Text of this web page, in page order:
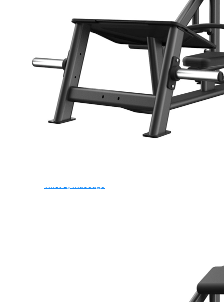
Máy Rung Bụng
Máy tập phục hồi chức năng
Thiết Bị Phòng Gym chuyên dụng
Máy Khối Tập Với Cáp
Máy khối đa năng
Robot
Ghế Tập Đa Năng
Khung Tập Tạ Rời
Dàn Tập Thể Lực 360
Máy tập Home Gym
Dụng Cụ Tập Gym
Thiết Bị Massage
Máy tập phục hồi chức năng Spirit